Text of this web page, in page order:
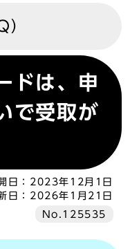
）
ドは、申
で受取が
日： 2023年12月1日
日： 2026年1月21日
No.125535